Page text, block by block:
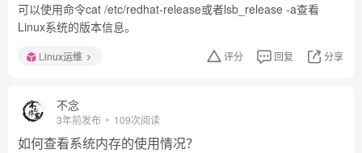
可以使用命令cat /etc/redhat-release或者lsb_release -a查看
Linux系统的版本信息。
Linux运维 评分 回复 分享
不念
3年前发布 109次阅读
如何查看系统内存的使用情况？